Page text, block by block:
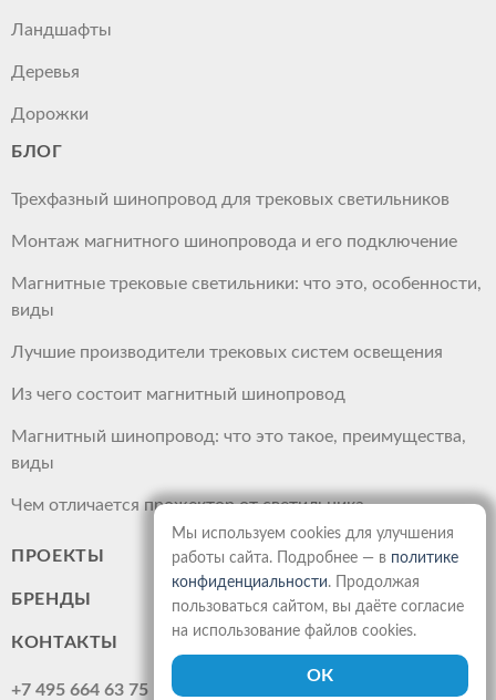
Ландшафты
Деревья
Дорожки
БЛОГ
Трехфазный шинопровод для трековых светильников
Монтаж магнитного шинопровода и его подключение
Магнитные трековые светильники: что это, особенности,
виды
Лучшие производители трековых систем освещения
Из чего состоит магнитный шинопровод
Магнитный шинопровод: что это такое, преимущества,
виды
Чем отличается прожектор от светильника
ПРОЕКТЫ
БРЕНДЫ
КОНТАКТЫ
+7 495 664 63 75
Мы используем cookies для улучшения
работы сайта. Подробнее — в политике
конфиденциальности. Продолжая
пользоваться сайтом, вы даёте согласие
на использование файлов cookies.